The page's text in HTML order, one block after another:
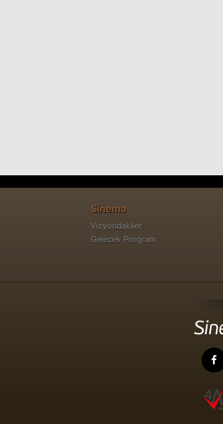
Sinema
Vizyondakiler
Gelecek Program